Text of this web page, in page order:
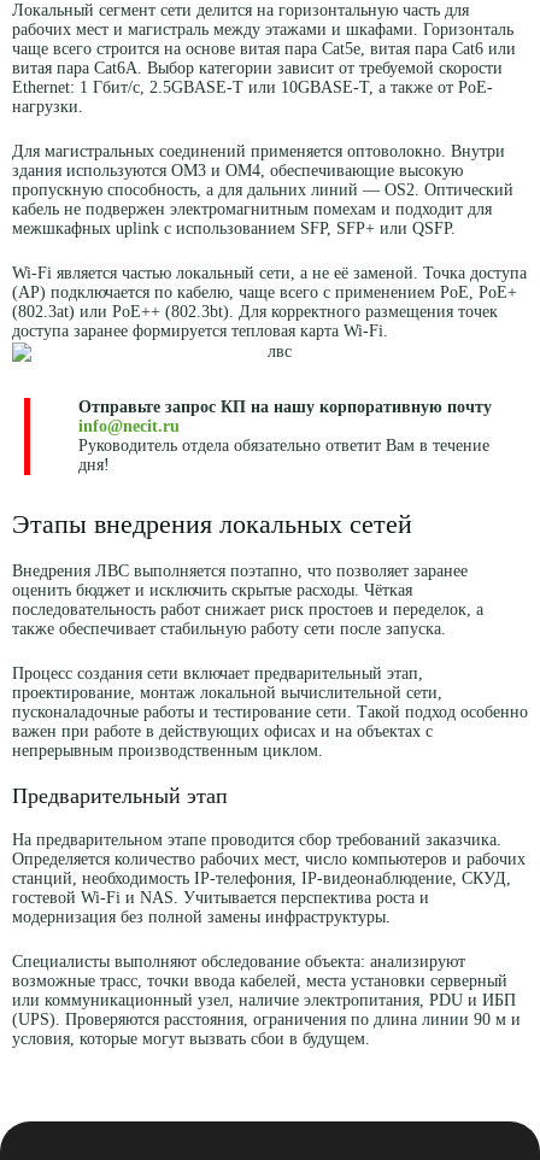
Локальный сегмент сети делится на горизонтальную часть для
рабочих мест и магистраль между этажами и шкафами. Горизонталь
чаще всего строится на основе витая пара Cat5e, витая пара Cat6 или
витая пара Cat6A. Выбор категории зависит от требуемой скорости
Ethernet: 1 Гбит/с, 2.5GBASE-T или 10GBASE-T, а также от PoE-
нагрузки.
Для магистральных соединений применяется оптоволокно. Внутри
здания используются OM3 и OM4, обеспечивающие высокую
пропускную способность, а для дальних линий — OS2. Оптический
кабель не подвержен электромагнитным помехам и подходит для
межшкафных uplink с использованием SFP, SFP+ или QSFP.
Wi-Fi является частью локальный сети, а не её заменой. Точка доступа
(AP) подключается по кабелю, чаще всего с применением PoE, PoE+
(802.3at) или PoE++ (802.3bt). Для корректного размещения точек
доступа заранее формируется тепловая карта Wi-Fi.
Отправьте запрос КП на нашу корпоративную почту
info@necit.ru
Руководитель отдела обязательно ответит Вам в течение
дня!
Этапы внедрения локальных сетей
Внедрения ЛВС выполняется поэтапно, что позволяет заранее
оценить бюджет и исключить скрытые расходы. Чёткая
последовательность работ снижает риск простоев и переделок, а
также обеспечивает стабильную работу сети после запуска.
Процесс создания сети включает предварительный этап,
проектирование, монтаж локальной вычислительной сети,
пусконаладочные работы и тестирование сети. Такой подход особенно
важен при работе в действующих офисах и на объектах с
непрерывным производственным циклом.
Предварительный этап
На предварительном этапе проводится сбор требований заказчика.
Определяется количество рабочих мест, число компьютеров и рабочих
станций, необходимость IP-телефония, IP-видеонаблюдение, СКУД,
гостевой Wi-Fi и NAS. Учитывается перспектива роста и
модернизация без полной замены инфраструктуры.
Специалисты выполняют обследование объекта: анализируют
возможные трасс, точки ввода кабелей, места установки серверный
или коммуникационный узел, наличие электропитания, PDU и ИБП
(UPS). Проверяются расстояния, ограничения по длина линии 90 м и
условия, которые могут вызвать сбои в будущем.